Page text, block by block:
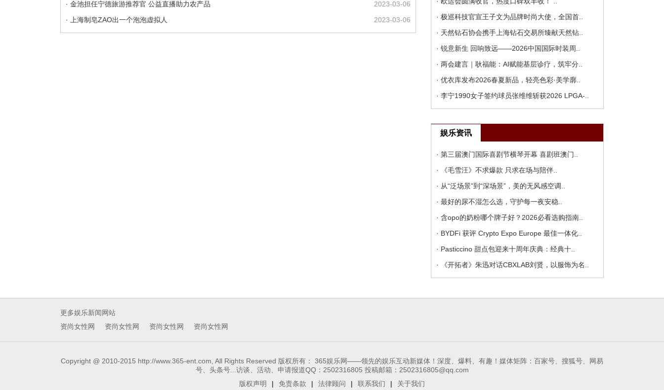
· 金池担任宁德旅游推荐官 公益直播助力农产品
2023-03-06
· 上海制皂ZAO出一个泡泡虚拟人
2023-03-06
· 极巡科技官宣王子文为品牌时尚大使，全国首..
· 天然钻石协会携手上海钻石交易所臻献天然钻..
· 锐意新生 回响致远——2026中国国际时装周..
· 两会建言｜耿福能：AI赋能基层诊疗，筑牢分..
· 优衣库发布2026春夏新品，轻亮色彩·美学廓..
· 李宁1990女子签约球员张维维斩获2026 LPGA-..
娱乐资讯
· 第三届澳门国际喜剧节横琴开幕 喜剧班澳门..
· 《毛雪汪》不求爆款 只求在场与陪伴..
· 从“泛场景”到“深场景”，美的无风感空调..
· 最好的尿不湿怎么选，守护每一夜安稳..
· 含opo的奶粉哪个牌子好？2026必看选购指南..
· BYDFi 获评 Crypto Expo Europe 最佳一体化..
· Pasticcino 甜点包迎来十周年庆典：经典十..
· 《开拓者》朱迅对话CBXLAB刘贤，以服饰为名..
更多娱乐新闻网站
资尚女性网
资尚女性网 资尚女性网 资尚女性网
Copyright @ 2010-2015 http://www.365-ent.com, All Rights Reserved 版权所有： 365娱乐网——领先的娱乐互动新媒体！深度、爆料、有趣！媒体矩阵：百家号、搜狐号、网易
号、头条号...访谈、活动、申请报道QQ：2502316805 投稿邮箱：2502316805@qq.com
版权声明
| 免责条款 | 法律顾问 | 联系我们 | 关于我们